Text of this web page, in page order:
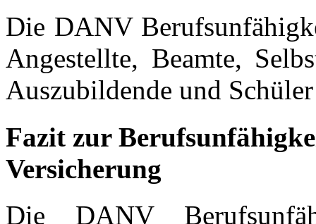
Die DANV
Angestellte, Beamte,
Auszubildende und
Fazit zur
Versicherung
Die DANV